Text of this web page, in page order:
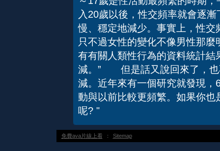
入20歲以後，性交頻率就會逐
慢、穩定地減少。事實上，性
只不過女性的變化不像男性那
有有關人類性行為的資料統計
減。” 但是話又說回來了，也
減。近年來有一個研究就發現
動與以前比較更頻繁。如果你
呢? "
免費ava片線上看 ： Sitemap